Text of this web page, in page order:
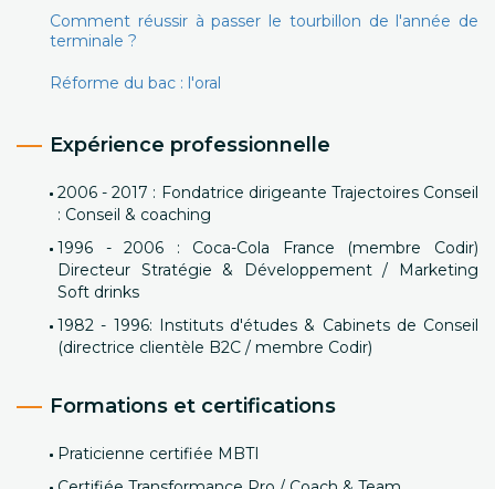
Comment réussir à passer le tourbillon de l'année de
terminale ?
Réforme du bac : l'oral
Expérience professionnelle
2006 - 2017 : Fondatrice dirigeante Trajectoires Conseil
: Conseil & coaching
1996 - 2006 : Coca-Cola France (membre Codir)
Directeur Stratégie & Développement / Marketing
Soft drinks
1982 - 1996: Instituts d'études & Cabinets de Conseil
(directrice clientèle B2C / membre Codir)
Formations et certifications
Praticienne certifiée MBTI